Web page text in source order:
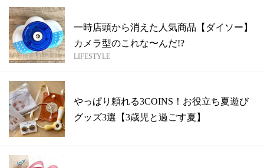
一時店頭から消えた人気商品【ダイソー】
カメラ型のこれな〜んだ!?
LIFESTYLE
やっぱり頼れる3COINS！お役立ち夏遊び
グッズ3選【3歳児と過ごす夏】